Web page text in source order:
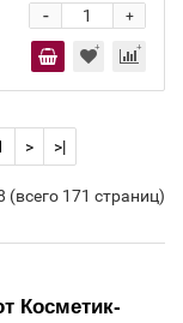
+
-
> >|
(всего 171 страниц)
Косметик-